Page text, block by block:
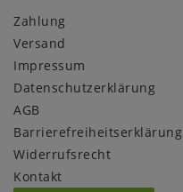
Zahlung
Versand
Impressum
Daten­schutz­erklärung
AGB
Barrierefreiheitserklärung
Widerrufs­recht
Kontakt